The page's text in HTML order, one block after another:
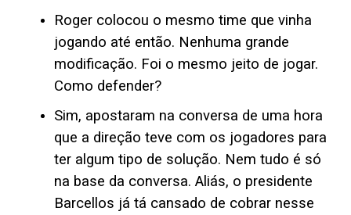
Roger colocou o mesmo time que vinha
jogando até então. Nenhuma grande
modificação. Foi o mesmo jeito de jogar.
Como defender?
Sim, apostaram na conversa de uma hora
que a direção teve com os jogadores para
ter algum tipo de solução. Nem tudo é só
na base da conversa. Aliás, o presidente
Barcellos já tá cansado de cobrar nesse